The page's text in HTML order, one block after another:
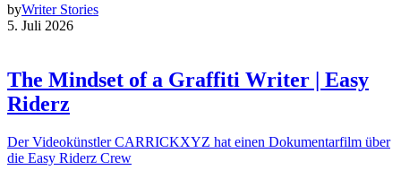
byWriter Stories
5. Juli 2026
The Mindset of a Graffiti Writer | Easy
Riderz
Der Videokünstler CARRICKXYZ hat einen Dokumentarfilm über
die Easy Riderz Crew